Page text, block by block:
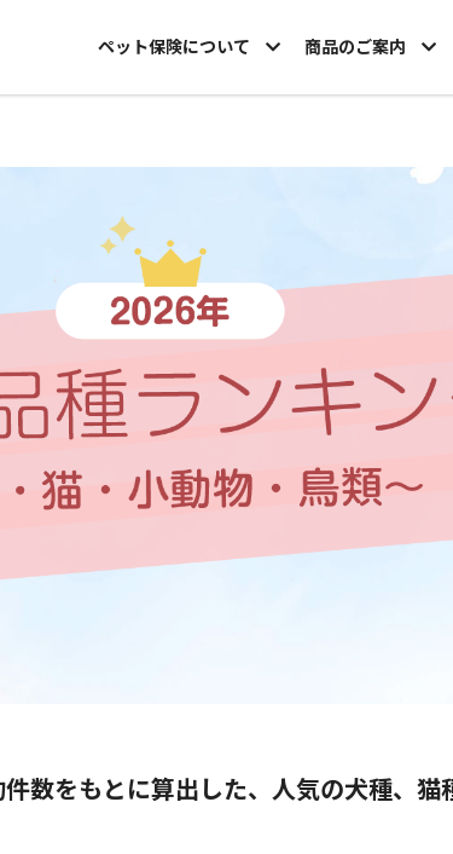
ペット保険について 商品のご案内
数をもとに算出した、人気の犬種、